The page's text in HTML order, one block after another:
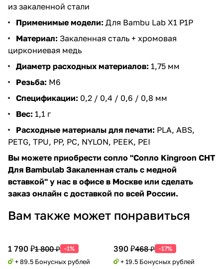
из закаленной стали
Применимые модели: Для Bambu Lab X1 P1P
Материал: Закаленная сталь + хромовая
циркониевая медь
Диаметр расходных материалов: 1,75 мм
Резьба: М6
Спецификации: 0,2 / 0,4 / 0,6 / 0,8 мм
Вес: 1,1 г
Расходные материалы для печати: PLA, ABS,
PETG, TPU, PP, PC, NYLON, PEEK, PEI
Вы можете приобрести сопло "Сопло Kingroon CHT
Для Bambulab Закаленная сталь с медной
вставкой" у нас в офисе в Москве или сделать
заказ онлайн с доставкой по всей России.
Вам также может понравиться
1 790 ₽1 800 ₽ -1%
+ 89.5 Бонусных рублей
390 ₽468 ₽ -17%
+ 19.5 Бонусных рублей